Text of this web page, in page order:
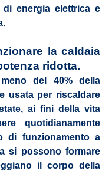
energia elettrica e
la caldaia
ridotta.
del 40% della
usata per riscaldare
ai fini della vita
quotidianamente
di funzionamento a
si possono formare
il corpo della